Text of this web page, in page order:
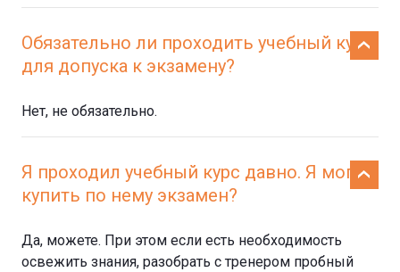
Обязательно ли проходить учебный курс
для допуска к экзамену?
Нет, не обязательно.
Я проходил учебный курс давно. Я могу
купить по нему экзамен?
Да, можете. При этом если есть необходимость
освежить знания, разобрать с тренером пробный